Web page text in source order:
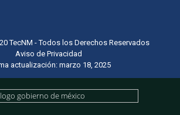
TecNM - Todos los Derechos Reservados
Aviso de Privacidad
actualización: marzo 18, 2025